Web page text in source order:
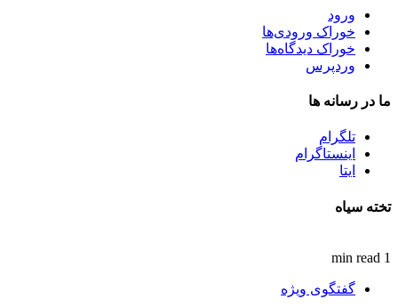
ورود
خوراک ورودی‌ها
خوراک دیدگاه‌ها
وردپرس
ما در رسانه ها
تلگرام
اینستاگرام
ایتا
تخته سیاه
1 min read
گفتگوی ویژه